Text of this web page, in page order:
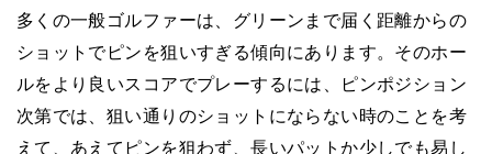
多くの一般ゴルファーは、グリーンまで届く距離からの
ショットでピンを狙いすぎる傾向にあります。そのホー
ルをより良いスコアでプレーするには、ピンポジション
次第では、狙い通りのショットにならない時のことを考
えて、あえてピンを狙わず、長いパットか少しでも易し